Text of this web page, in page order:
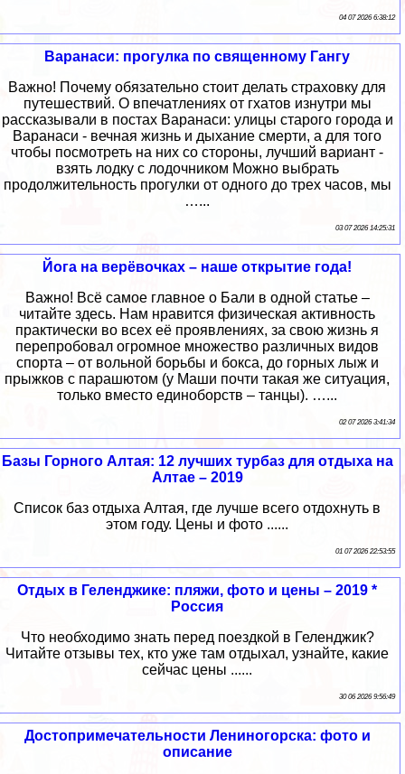
04 07 2026 6:38:12
Варанаси: прогулка по священному Гангу
Важно! Почему обязательно стоит делать страховку для
путешествий. О впечатлениях от гхатов изнутри мы
рассказывали в постах Варанаси: улицы старого города и
Варанаси - вечная жизнь и дыхание смерти, а для того
чтобы посмотреть на них со стороны, лучший вариант -
взять лодку с лодочником Можно выбрать
продолжительность прогулки от одного до трех часов, мы
…...
03 07 2026 14:25:31
Йога на верёвочках – наше открытие года!
Важно! Всё самое главное о Бали в одной статье –
читайте здесь. Нам нравится физическая активность
практически во всех её проявлениях, за свою жизнь я
перепробовал огромное множество различных видов
спорта – от вольной борьбы и бокса, до горных лыж и
прыжков с парашютом (у Маши почти такая же ситуация,
только вместо единоборств – танцы). …...
02 07 2026 3:41:34
Базы Горного Алтая: 12 лучших турбаз для отдыха на
Алтае – 2019
Список баз отдыха Алтая, где лучше всего отдохнуть в
этом году. Цены и фото ......
01 07 2026 22:53:55
Отдых в Геленджике: пляжи, фото и цены – 2019 *
Россия
Что необходимо знать перед поездкой в Геленджик?
Читайте отзывы тех, кто уже там отдыхал, узнайте, какие
сейчас цены ......
30 06 2026 9:56:49
Достопримечательности Лениногорска: фото и
описание